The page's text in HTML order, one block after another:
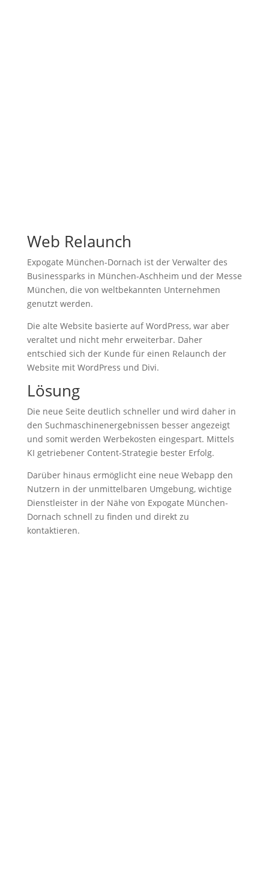
Web Relaunch
Expogate München-Dornach ist der Verwalter des
Businessparks in München-Aschheim und der Messe
München, die von weltbekannten Unternehmen
genutzt werden.
Die alte Website basierte auf WordPress, war aber
veraltet und nicht mehr erweiterbar. Daher
entschied sich der Kunde für einen Relaunch der
Website mit WordPress und Divi.
Lösung
Die neue Seite deutlich schneller und wird daher in
den Suchmaschinenergebnissen besser angezeigt
und somit werden Werbekosten eingespart. Mittels
KI getriebener Content-Strategie bester Erfolg.
Darüber hinaus ermöglicht eine neue Webapp den
Nutzern in der unmittelbaren Umgebung, wichtige
Dienstleister in der Nähe von Expogate München-
Dornach schnell zu finden und direkt zu
kontaktieren.